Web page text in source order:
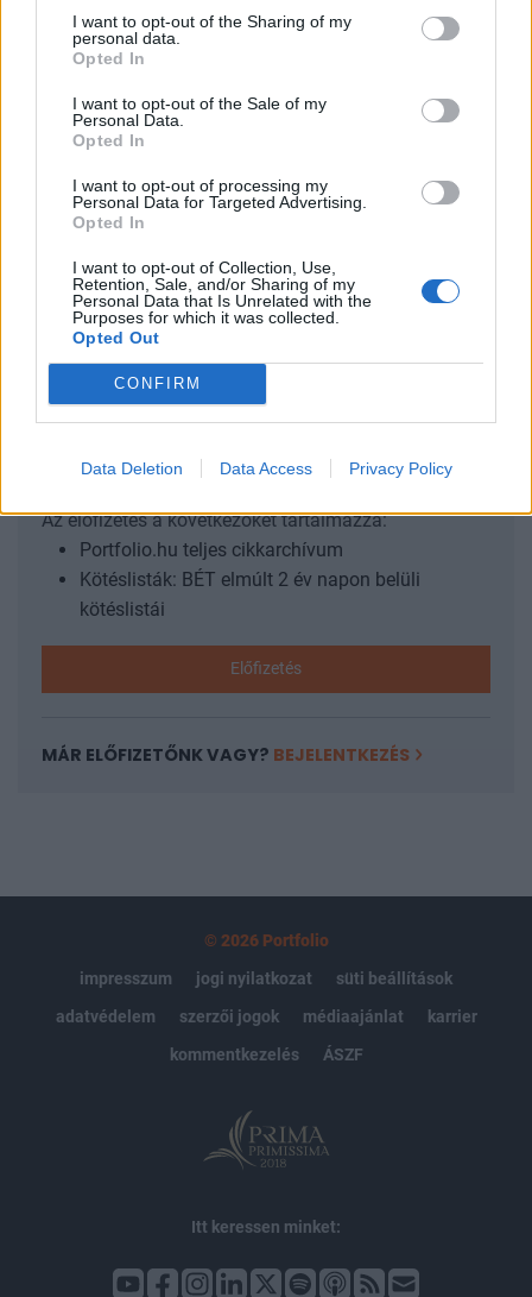
I want to opt-out of the Sharing of my
personal data.
Opted In
I want to opt-out of the Sale of my
Personal Data.
Opted In
I want to opt-out of processing my
Personal Data for Targeted Advertising.
Opted In
I want to opt-out of Collection, Use,
Retention, Sale, and/or Sharing of my
Personal Data that Is Unrelated with the
Purposes for which it was collected.
Opted Out
CONFIRM
Data Deletion Data Access Privacy Policy
Gyógyszergyártók Egyesülete (AIPM) védőoltás-
munkacsoportjának vezetője.
Hogyan zajlik általánosságban egy védőoltás
kifejlesztése? Honnan indul a folyamat? Zsigmond
Krisztina: Egy oltóanyag kifejlesztése 8-18,5 évig is
eltarthat általában és költsége elérheti a 900 millió dollárt.
Az oltóanyag a vényköteles gyógyszerek közé tartozik, így
ugyanazok a szigorú minőség ellenőrzési és biztosítási
szabályok vonatkoznak rá, mint a normál
gyógyszerkészítményekre....
KEDVES OLVASÓNK!
regisztrációhoz kötött.
Az előfizetés a következőket tartalmazza:
Portfolio.hu teljes cikkarchívum
Kötéslisták: BÉT elmúlt 2 év napon belüli
kötéslistái
Előfizetés
MÁR ELŐFIZETŐNK VAGY? BEJELENTKEZÉS
© 2026 Portfolio
impresszum
jogi nyilatkozat
süti beállítások
adatvédelem
szerzői jogok médiaajánlat
karrier
kommentkezelés
ÁSZF
Itt keressen minket: